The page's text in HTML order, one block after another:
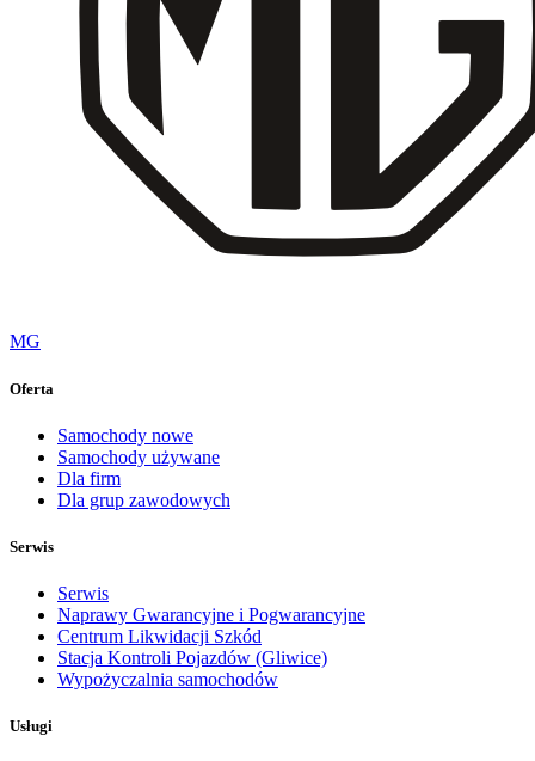
MG
Oferta
Samochody nowe
Samochody używane
Dla firm
Dla grup zawodowych
Serwis
Serwis
Naprawy Gwarancyjne i Pogwarancyjne
Centrum Likwidacji Szkód
Stacja Kontroli Pojazdów (Gliwice)
Wypożyczalnia samochodów
Usługi